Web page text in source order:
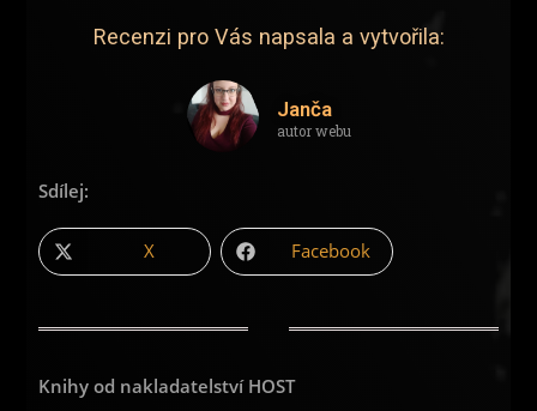
Recenzi pro Vás napsala a vytvořila:
Janča
autor webu
Sdílej:
X Facebook
Knihy od nakladatelství HOST